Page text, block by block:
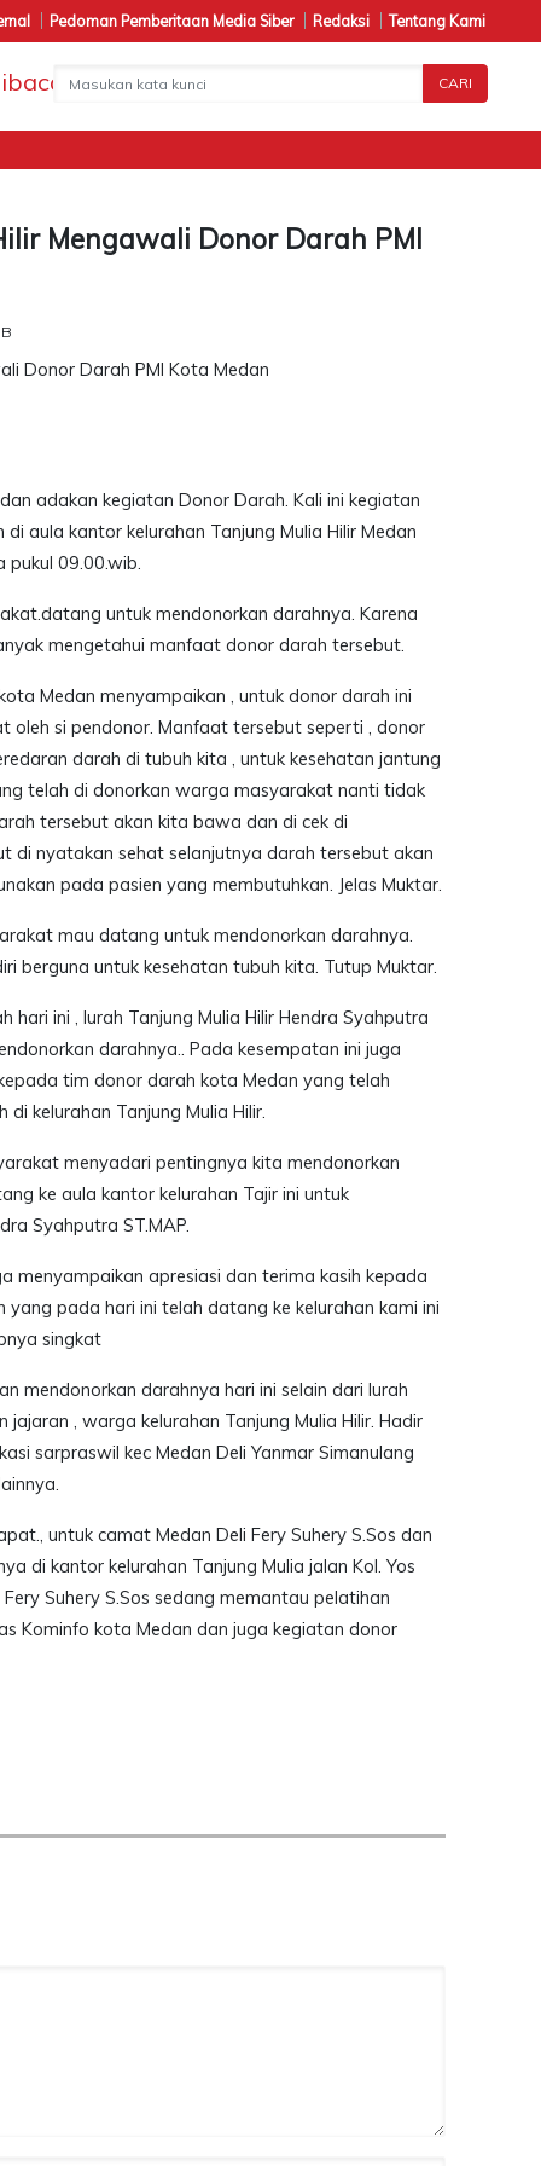
Pedoman Pemberitaan Media Siber Redaksi Tentang Kami
CARI
Mengawali Donor Darah PMI
adakan kegiatan Donor Darah. Kali ini kegiatan
aula kantor kelurahan Tanjung Mulia Hilir Medan
pukul 09.00.wib.
untuk mendonorkan darahnya. Karena
mengetahui manfaat donor darah tersebut.
Medan menyampaikan , untuk donor darah ini
si pendonor. Manfaat tersebut seperti , donor
darah di tubuh kita , untuk kesehatan jantung
telah di donorkan warga masyarakat nanti tidak
tersebut akan kita bawa dan di cek di
di nyatakan sehat selanjutnya darah tersebut akan
pada pasien yang membutuhkan. Jelas Muktar.
mau datang untuk mendonorkan darahnya.
berguna untuk kesehatan tubuh kita. Tutup Muktar.
hari ini , lurah Tanjung Mulia Hilir Hendra Syahputra
darahnya.. Pada kesempatan ini juga
tim donor darah kota Medan yang telah
kelurahan Tanjung Mulia Hilir.
menyadari pentingnya kita mendonorkan
ke aula kantor kelurahan Tajir ini untuk
Syahputra ST.MAP.
menyampaikan apresiasi dan terima kasih kepada
pada hari ini telah datang ke kelurahan kami ini
singkat
mendonorkan darahnya hari ini selain dari lurah
jajaran , warga kelurahan Tanjung Mulia Hilir. Hadir
sarpraswil kec Medan Deli Yanmar Simanulang
untuk camat Medan Deli Fery Suhery S.Sos dan
di kantor kelurahan Tanjung Mulia jalan Kol. Yos
Suhery S.Sos sedang memantau pelatihan
Kominfo kota Medan dan juga kegiatan donor